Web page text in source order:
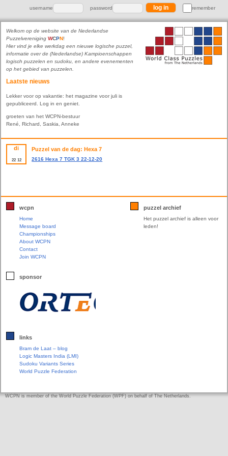
username password remember
Welkom op de website van de Nederlandse
Puzzelvereniging WCPN!
Hier vind je elke werkdag een nieuwe logische puzzel,
informatie over de (Nederlandse) Kampioenschappen
logisch puzzelen en sudoku, en andere evenementen
op het gebied van puzzelen.
Laatste nieuws
Lekker voor op vakantie: het magazine voor juli is
gepubliceerd. Log in en geniet.
groeten van het WCPN-bestuur
René, Richard, Saskia, Anneke
di
22 12
Puzzel van de dag: Hexa 7
2616 Hexa 7 TGK 3 22-12-20
wcpn
Home
Message board
Championships
About WCPN
Contact
Join WCPN
sponsor
links
Bram de Laat – blog
Logic Masters India (LMI)
Sudoku Variants Series
World Puzzle Federation
puzzel archief
Het puzzel archief is alleen voor
leden!
WCPN is member of the World Puzzle Federation (WPF) on behalf of The Netherlands.